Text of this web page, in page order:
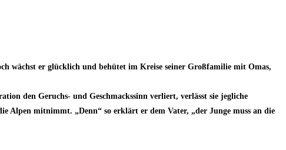
wächst er glücklich und behütet im Kreise seiner Großfamilie mit Omas,
den Geruchs- und Geschmackssinn verliert, verlässt sie jegliche
Alpen mitnimmt. „Denn“ so erklärt er dem Vater, „der Junge muss an die